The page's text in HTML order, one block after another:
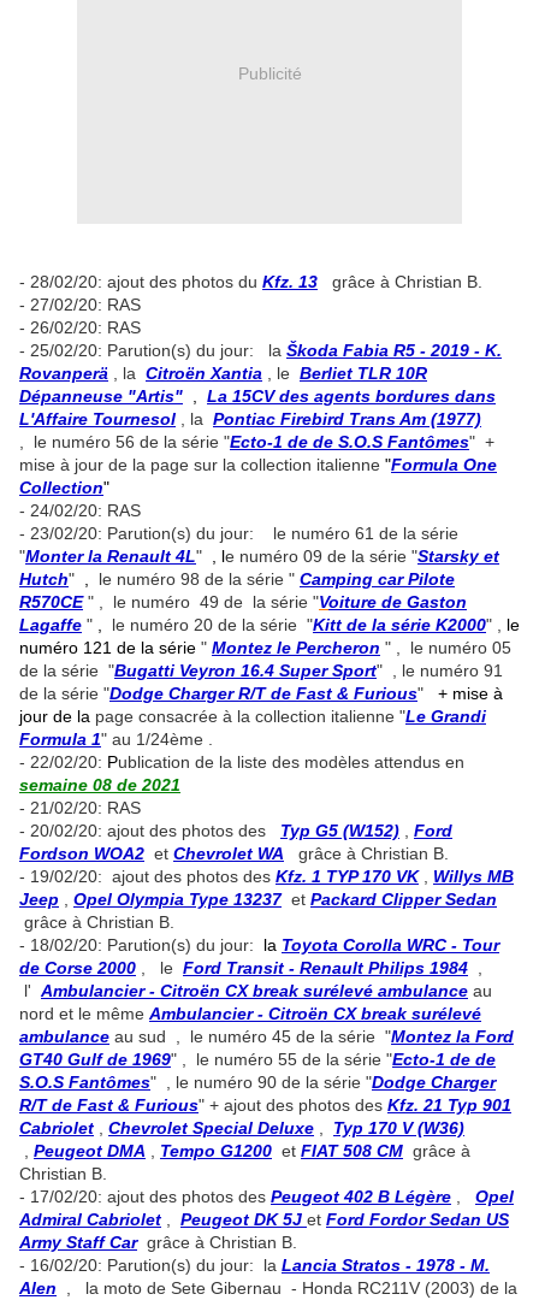
Publicité
- 28/02/20: ajout des photos du Kfz. 13 grâce à Christian B.
- 27/02/20: RAS
- 26/02/20: RAS
- 25/02/20: Parution(s) du jour: la Škoda Fabia R5 - 2019 - K.
Rovanperä , la Citroën Xantia , le Berliet TLR 10R
Dépanneuse "Artis"
La 15CV des agents bordures dans
L'Affaire Tournesol , la Pontiac Firebird Trans Am (1977)
, le numéro 56 de la série "Ecto-1 de de S.O.S Fantômes" +
mise à jour de la page sur la collection italienne "Formula One
Collection"
- 24/02/20: RAS
- 23/02/20: Parution(s) du jour: le numéro 61 de la série
"Monter la Renault 4L" , le numéro 09 de la série "Starsky et
Hutch" le numéro 98 de la série " Camping car Pilote
R570CE" , le numéro 49 de la série "Voiture de Gaston
Lagaffe " le numéro 20 de la série "Kitt de la série K2000" , le
numéro 121 de la série " Montez le Percheron " , le numéro 05
de la série "Bugatti Veyron 16.4 Super Sport" , le numéro 91
de la série "Dodge Charger R/T de Fast & Furious"
+ mise à
jour de la page consacrée à la collection italienne "Le Grandi
Formula 1" au 1/24ème .
- 22/02/20: Publication de la liste des modèles attendus en
semaine 08 de 2021
- 21/02/20: RAS
- 20/02/20: ajout des photos des Typ G5 (W152)
Ford
Fordson WOA2 et Chevrolet WA grâce à Christian B.
- 19/02/20: ajout des photos des Kfz. 1 TYP 170 VK, Willys MB
Jeep
Opel Olympia Type 13237et Packard Clipper Sedan
grâce à Christian B.
- 18/02/20: Parution(s) du jour:
la Toyota Corolla WRC - Tour
de Corse 2000 , le Ford Transit - Renault Philips 1984
l' Ambulancier - Citroën CX break surélevé ambulance au
nord et le même Ambulancier - Citroën CX break surélevé
ambulance au sud , le numéro 45 de la série "Montez la Ford
GT40 Gulf de 1969" , le numéro 55 de la série "Ecto-1 de de
S.O.S Fantômes" , le numéro 90 de la série "Dodge Charger
R/T de Fast & Furious" + ajout des photos des Kfz. 21 Typ 901
Cabriolet
Chevrolet Special Deluxe
Typ 170 V (W36)
Peugeot DMA Tempo G1200 et FIAT 508 CM grâce à
Christian B.
- 17/02/20: ajout des photos des Peugeot 402 B Légère
Opel
Admiral Cabriolet
Peugeot DK 5J et Ford Fordor Sedan US
Army Staff Cargrâce à Christian B.
- 16/02/20: Parution(s) du jour: la Lancia Stratos - 1978 - M.
Alen , la moto de Sete Gibernau - Honda RC211V (2003) de la